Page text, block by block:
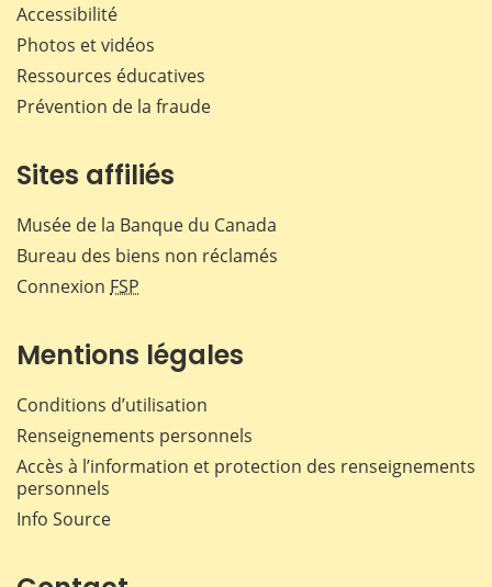
Accessibilité
Photos et vidéos
Ressources éducatives
Prévention de la fraude
Sites affiliés
Musée de la Banque du Canada
Bureau des biens non réclamés
Connexion FSP
Mentions légales
Conditions d’utilisation
Renseignements personnels
Accès à l’information et protection des renseignements
personnels
Info Source